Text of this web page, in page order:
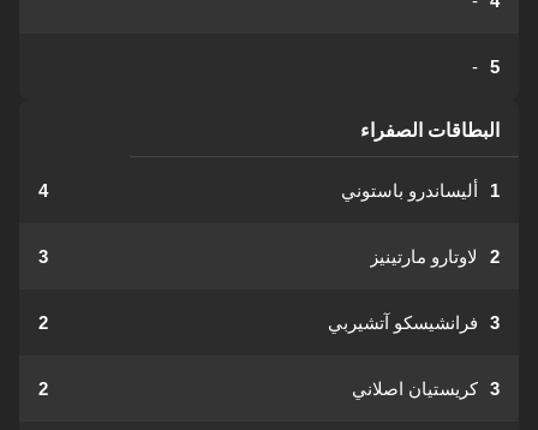
5
-
البطاقات الصفراء
1 أليساندرو باستوني 4
2 لاوتارو مارتينيز 3
3 فرانشيسكو آتشيربي 2
3 كريستيان اصلاني 2